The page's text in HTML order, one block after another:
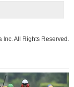
Inc. All Rights Reserved.